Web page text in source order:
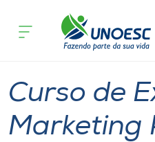
Cursos
Pesquisa
acontece
Curso de
Marketing